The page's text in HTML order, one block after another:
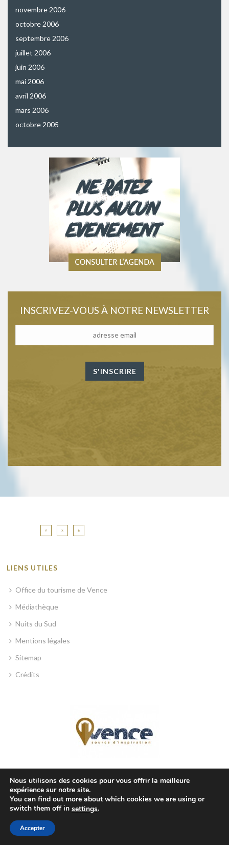
novembre 2006
octobre 2006
septembre 2006
juillet 2006
juin 2006
mai 2006
avril 2006
mars 2006
octobre 2005
INSCRIVEZ-VOUS À NOTRE NEWSLETTER
LIENS UTILES
Office du tourisme de Vence
Médiathèque
Nuits du Sud
Mentions légales
Sitemap
Crédits
MAIRIE DE VENCE
Place Georges Clemenceau, 06140 Vence, France
mairie@ville-vence.fr
Nous utilisons des cookies pour vous offrir la meilleure
expérience sur notre site.
You can find out more about which cookies we are using or
switch them off in settings.
Accepter